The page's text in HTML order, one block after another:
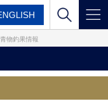
物釣果情報